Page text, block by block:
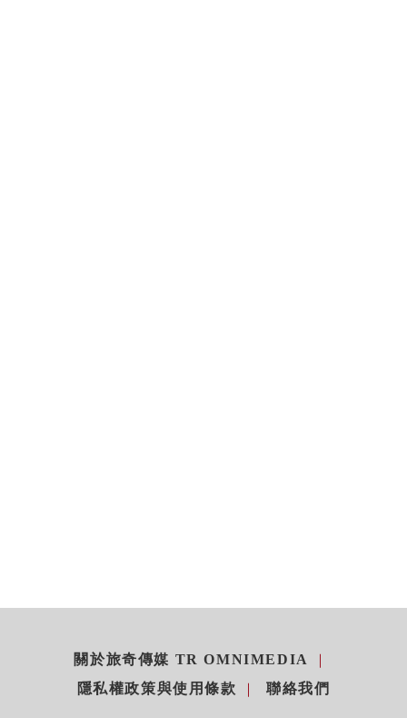
關於旅奇傳媒 TR OMNIMEDIA
隱私權政策與使用條款
聯絡我們